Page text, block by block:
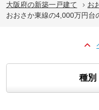
大阪府の新築一戸建て
お
おおさか東線の4,000万円台
種別